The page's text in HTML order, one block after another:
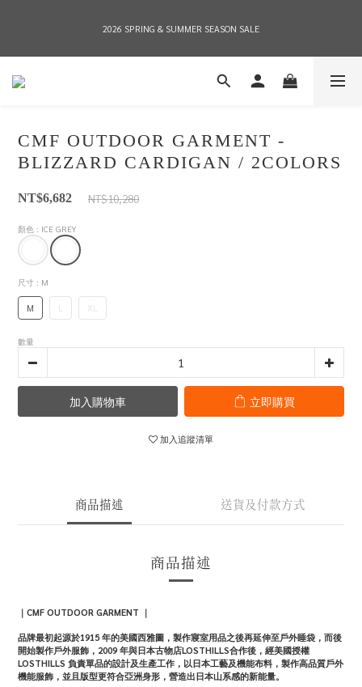
2026 SPRING & SUMMER SEASON SALE
2026 SPRING & SUMMER SEASON SALE
全店消費滿NT$8,000 享有7-11店到店免運費，NT$10,000店到店與宅配到府免運費
2026 SPRING & SUMMER SEASON SALE
CMF OUTDOOR GARMENT -
BLIZZARD CARDIGAN / 2COLORS
NT$6,682 NT$10,280
顏色 : ICE GREY
尺寸 : M
M L XL
數量
加入購物車 立即購買
加入追蹤清單
商品描述 送貨及付款方式
商品描述
｜CMF OUTDOOR GARMENT ｜
品牌最初起源於1915 年的美國西雅圖，製作寢室用品之後再延伸至戶外睡袋，而後
開始製作戶外服飾， 2009 年與日本古物店LOSTHILLS合作後，經美國授權
LOSTHILLS 負責單品的設計及生產工作，以日本工藝及機能布料，製作高品質戶外
機能服飾，並且版型更符合亞洲身形，營造出日本山系感的新能量。